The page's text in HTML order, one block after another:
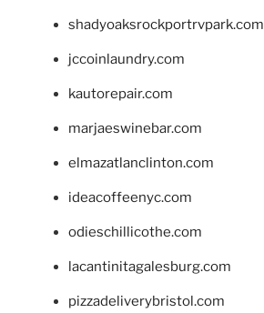
shadyoaksrockportrvpark.com
jccoinlaundry.com
kautorepair.com
marjaeswinebar.com
elmazatlanclinton.com
ideacoffeenyc.com
odieschillicothe.com
lacantinitagalesburg.com
pizzadeliverybristol.com